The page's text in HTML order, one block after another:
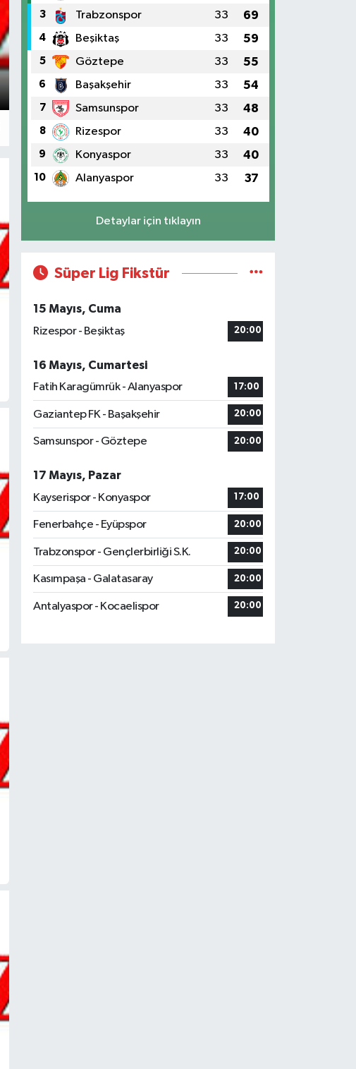
Hande Nur Tekin Kimdir? Gönül
Ayrıldı?
3 Trabzonspor 33 69
4 Beşiktaş 33 59
5 Göztepe 33 55
6 Başakşehir 33 54
7 Samsunspor 33 48
8 Rizespor 33 40
9 Konyaspor 33 40
10 Alanyaspor 33 37
Detaylar için tıklayın
Süper Lig Fikstür
15 Mayıs, Cuma
Rizespor - Beşiktaş
20:00
16 Mayıs, Cumartesi
Fatih Karagümrük - Alanyaspor
17:00
Gaziantep FK - Başakşehir 20:00
Samsunspor - Göztepe 20:00
17 Mayıs, Pazar
Kayserispor - Konyaspor
17:00
Fenerbahçe - Eyüpspor 20:00
Trabzonspor - Gençlerbirliği S.K. 20:00
Kasımpaşa - Galatasaray 20:00
Antalyaspor - Kocaelispor 20:00